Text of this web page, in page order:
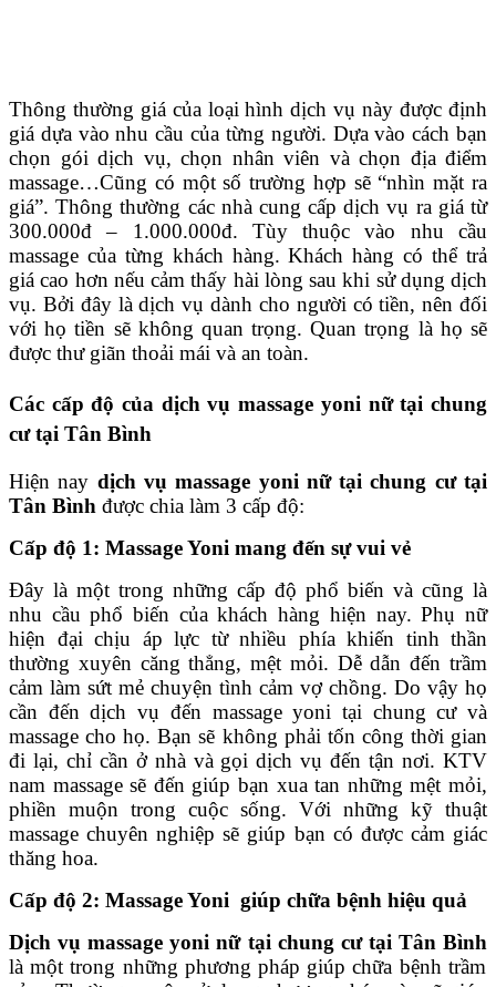
Thông thường giá của loại hình dịch vụ này được định
giá dựa vào nhu cầu của từng người. Dựa vào cách bạn
chọn gói dịch vụ, chọn nhân viên và chọn địa điểm
massage…Cũng có một số trường hợp sẽ “nhìn mặt ra
giá”. Thông thường các nhà cung cấp dịch vụ ra giá từ
300.000đ – 1.000.000đ. Tùy thuộc vào nhu cầu
massage của từng khách hàng. Khách hàng có thể trả
giá cao hơn nếu cảm thấy hài lòng sau khi sử dụng dịch
vụ. Bởi đây là dịch vụ dành cho người có tiền, nên đối
với họ tiền sẽ không quan trọng. Quan trọng là họ sẽ
được thư giãn thoải mái và an toàn.
Các cấp độ của dịch vụ massage yoni nữ tại chung
cư tại Tân Bình
Hiện nay dịch vụ massage yoni nữ tại chung cư tại
Tân Bình được chia làm 3 cấp độ:
Cấp độ 1: Massage Yoni mang đến sự vui vẻ
Đây là một trong những cấp độ phổ biến và cũng là
nhu cầu phổ biến của khách hàng hiện nay. Phụ nữ
hiện đại chịu áp lực từ nhiều phía khiến tinh thần
thường xuyên căng thẳng, mệt mỏi. Dễ dẫn đến trầm
cảm làm sứt mẻ chuyện tình cảm vợ chồng. Do vậy họ
cần đến dịch vụ đến massage yoni tại chung cư và
massage cho họ. Bạn sẽ không phải tốn công thời gian
đi lại, chỉ cần ở nhà và gọi dịch vụ đến tận nơi. KTV
nam massage sẽ đến giúp bạn xua tan những mệt mỏi,
phiền muộn trong cuộc sống. Với những kỹ thuật
massage chuyên nghiệp sẽ giúp bạn có được cảm giác
thăng hoa.
Cấp độ 2: Massage Yoni giúp chữa bệnh hiệu quả
Dịch vụ massage yoni nữ tại chung cư tại Tân Bình
là một trong những phương pháp giúp chữa bệnh trầm